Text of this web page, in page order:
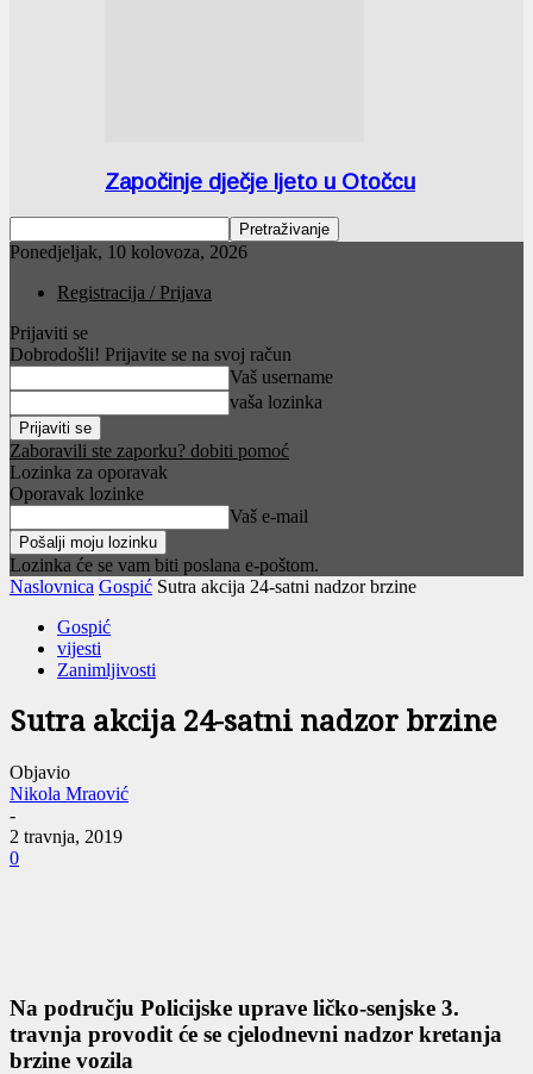
Započinje dječje ljeto u Otočcu
Ponedjeljak, 10 kolovoza, 2026
Registracija / Prijava
Prijaviti se
Dobrodošli! Prijavite se na svoj račun
Vaš username
vaša lozinka
Zaboravili ste zaporku? dobiti pomoć
Lozinka za oporavak
Oporavak lozinke
Vaš e-mail
Lozinka će se vam biti poslana e-poštom.
Naslovnica Gospić Sutra akcija 24-satni nadzor brzine
Gospić
vijesti
Zanimljivosti
Sutra akcija 24-satni nadzor brzine
Objavio
Nikola Mraović
-
2 travnja, 2019
0
Na području Policijske uprave ličko-senjske 3.
travnja provodit će se cjelodnevni nadzor kretanja
brzine vozila